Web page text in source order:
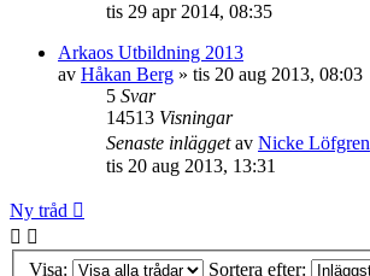
tis 29 apr 2014, 08:35
Arkaos Utbildning 2013
av Håkan Berg » tis 20 aug 2013, 08:03
5 Svar
14513 Visningar
Senaste inläggetav Nicke Löfgren
tis 20 aug 2013, 13:31
Ny tråd
Visa: Sortera efter: